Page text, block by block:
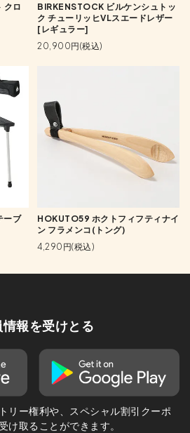
クロ
BIRKENSTOCK ビルケンシュトッ
ク チューリッヒVLスエードレザー
[レギュラー]
20,900円(税込)
ーブ
HOKUTO59 ホクトフィフティナイ
ン フラメンコ(トング)
4,290円(税込)
報を受けとる
リー権利や、スペシャル割引クーポ
け取ることができます。